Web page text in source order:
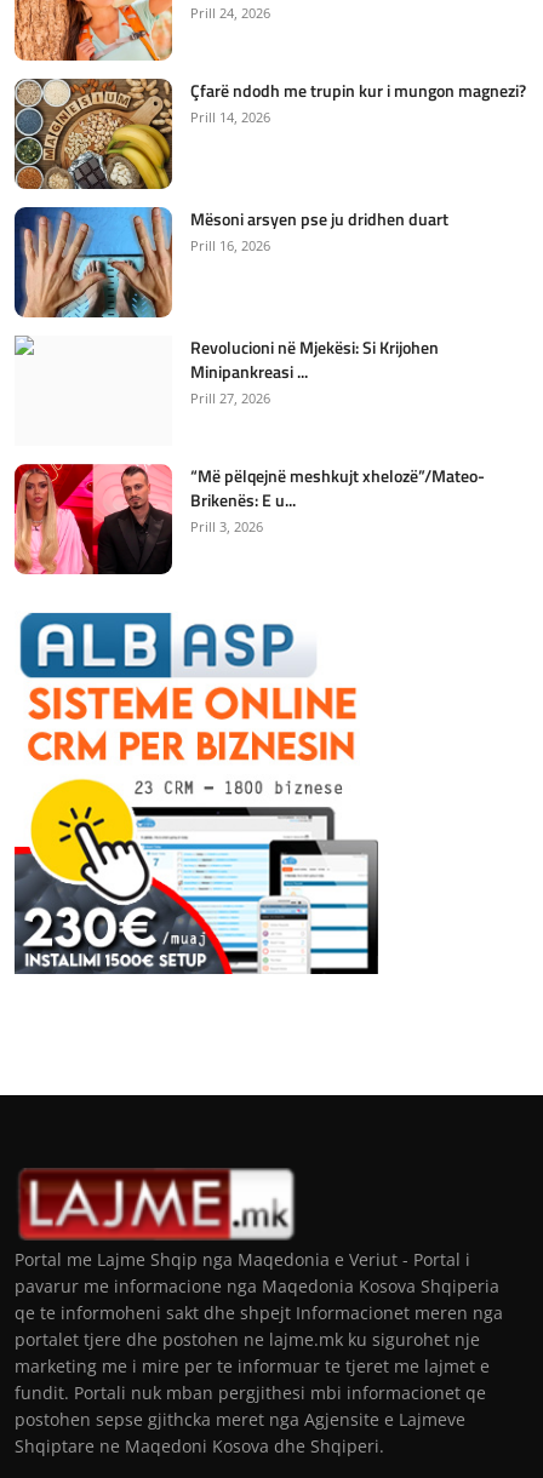
Prill 24, 2026
Çfarë ndodh me trupin kur i mungon magnezi?
Prill 14, 2026
Mësoni arsyen pse ju dridhen duart
Prill 16, 2026
Revolucioni në Mjekësi: Si Krijohen
Minipankreasi ...
Prill 27, 2026
“Më pëlqejnë meshkujt xhelozë”/Mateo-
Brikenës: E u...
Prill 3, 2026
Portal me Lajme Shqip nga Maqedonia e Veriut - Portal i
pavarur me informacione nga Maqedonia Kosova Shqiperia
qe te informoheni sakt dhe shpejt Informacionet meren nga
portalet tjere dhe postohen ne lajme.mk ku sigurohet nje
marketing me i mire per te informuar te tjeret me lajmet e
fundit. Portali nuk mban pergjithesi mbi informacionet qe
postohen sepse gjithcka meret nga Agjensite e Lajmeve
Shqiptare ne Maqedoni Kosova dhe Shqiperi.